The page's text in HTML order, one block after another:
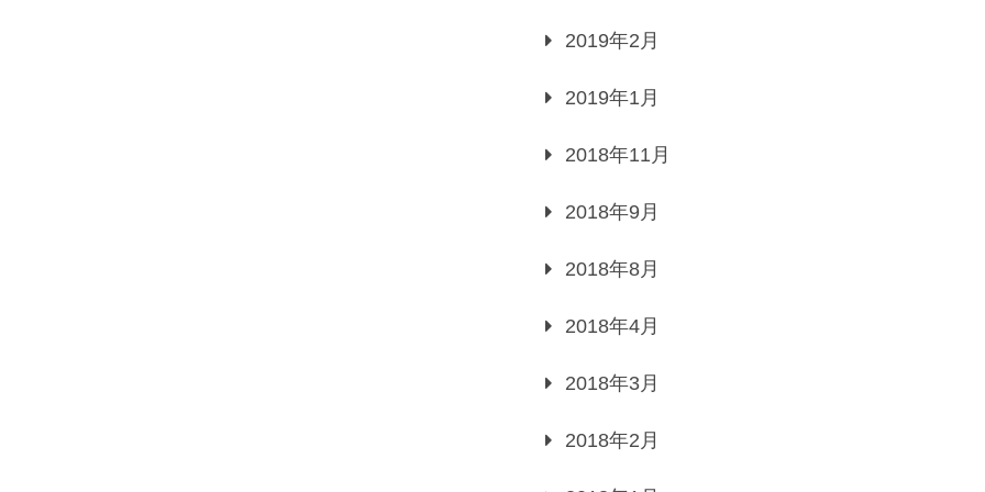
2019年2月
2019年1月
2018年11月
2018年9月
2018年8月
2018年4月
2018年3月
2018年2月